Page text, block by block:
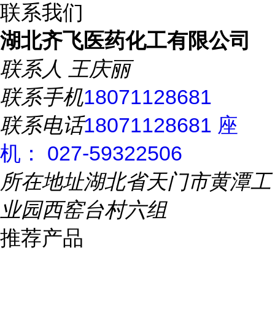
联系我们
湖北齐飞医药化工有限公司
联系人 王庆丽
联系手机18071128681
联系电话18071128681 座
机： 027-59322506
所在地址湖北省天门市黄潭工
业园西窑台村六组
推荐产品